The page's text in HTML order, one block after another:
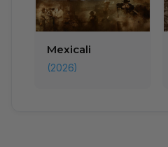
Mexicali
(2026)